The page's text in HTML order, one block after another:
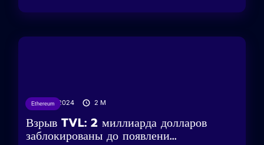
Ethereum
27/02/2024 2 M
Взрыв TVL: 2 миллиарда долларов
заблокированы до появлени...